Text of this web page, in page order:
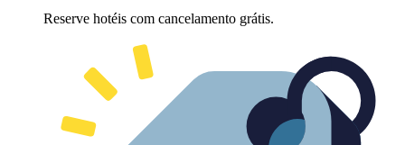
Reserve hotéis com cancelamento grátis.